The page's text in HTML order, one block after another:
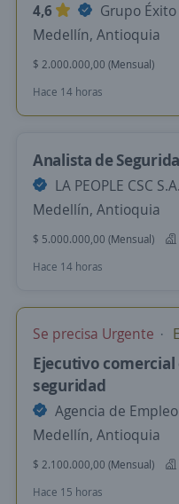
4,6
Grupo Éxito
Medellín, Antioquia
$ 2.000.000,00 (Mensual)
Hace 14 horas
Analista de
LA PEOPLE CSC
Medellín, Antioquia
$ 5.000.000,00 (Mensual)
Hace 14 horas
Se precisa Urgente
Ejecutivo
seguridad
Agencia de
Medellín, Antioquia
$ 2.100.000,00 (Mensual)
Hace 15 horas